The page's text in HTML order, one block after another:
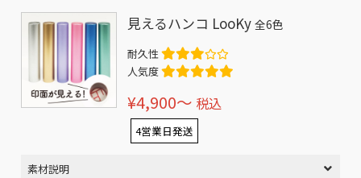
見えるハンコ LooKy全6色
耐久性
人気度
¥4,900〜 税込
4営業日発送
素材説明